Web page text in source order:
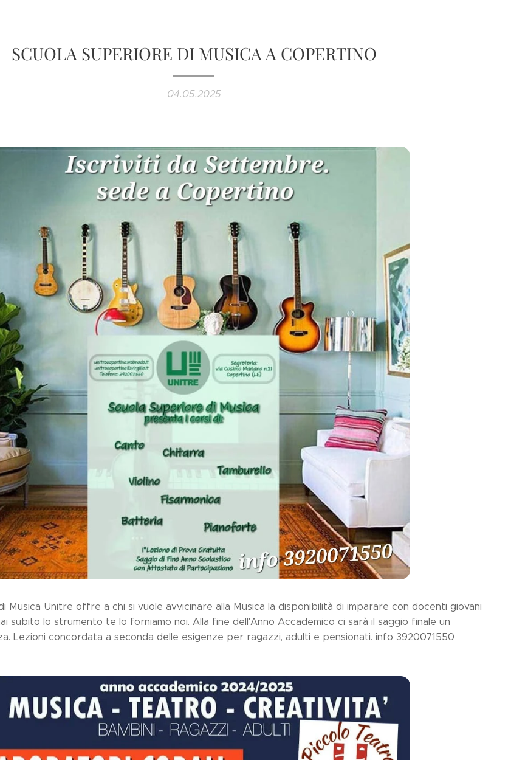
SCUOLA SUPERIORE DI MUSICA A COPERTINO
04.05.2025
Musica Unitre offre a chi si vuole avvicinare alla Musica la disponibilità di imparare con docenti giovani
subito lo strumento te lo forniamo noi. Alla fine dell'Anno Accademico ci sarà il saggio finale un
Lezioni concordata a seconda delle esigenze per ragazzi, adulti e pensionati. info 3920071550